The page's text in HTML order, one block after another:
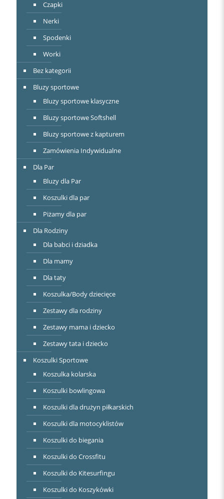
Czapki
Nerki
Spodenki
Worki
Bez kategorii
Bluzy sportowe
Bluzy sportowe klasyczne
Bluzy sportowe Softshell
Bluzy sportowe z kapturem
Zamówienia Indywidualne
Dla Par
Bluzy dla Par
Koszulki dla par
Piżamy dla par
Dla Rodziny
Dla babci i dziadka
Dla mamy
Dla taty
Koszulka/Body dziecięce
Zestawy dla rodziny
Zestawy mama i dziecko
Zestawy tata i dziecko
Koszulki Sportowe
Koszulka kolarska
Koszulki bowlingowa
Koszulki dla drużyn piłkarskich
Koszulki dla motocyklistów
Koszulki do biegania
Koszulki do Crossfitu
Koszulki do Kitesurfingu
Koszulki do Koszykówki